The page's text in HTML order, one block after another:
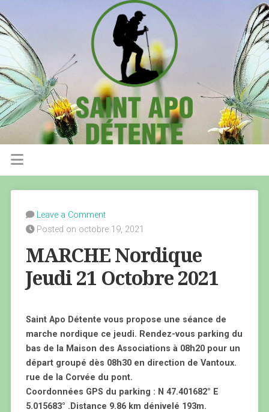
Leave a Comment
Posted on octobre 19, 2021
MARCHE Nordique
Jeudi 21 Octobre 2021
Saint Apo Détente vous propose une séance de
marche nordique ce jeudi. Rendez-vous parking du
bas de la Maison des Associations à 08h20 pour un
départ groupé dès 08h30 en direction de Vantoux.
rue de la Corvée du pont.
Coordonnées GPS du parking : N 47.401682° E
5.015683° .Distance 9.86 km dénivelé 193m.